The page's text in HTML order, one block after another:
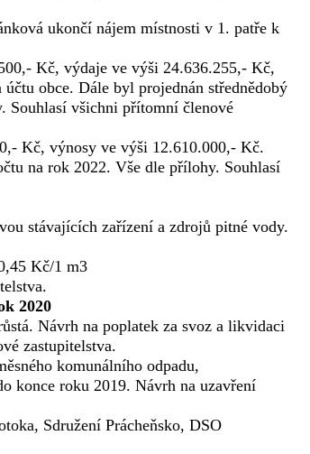
ukončí nájem místnosti v 1. patře k
Kč, výdaje ve výši 24.636.255,- Kč,
obce. Dále byl projednán střednědobý
Souhlasí všichni přítomní členové
Kč, výnosy ve výši 12.610.000,- Kč.
na rok 2022. Vše dle přílohy. Souhlasí
stávajících zařízení a zdrojů pitné vody.
Kč/1 m3
2020
Návrh na poplatek za svoz a likvidaci
zastupitelstva.
komunálního odpadu,
konce roku 2019. Návrh na uzavření
Sdružení Prácheňsko, DSO